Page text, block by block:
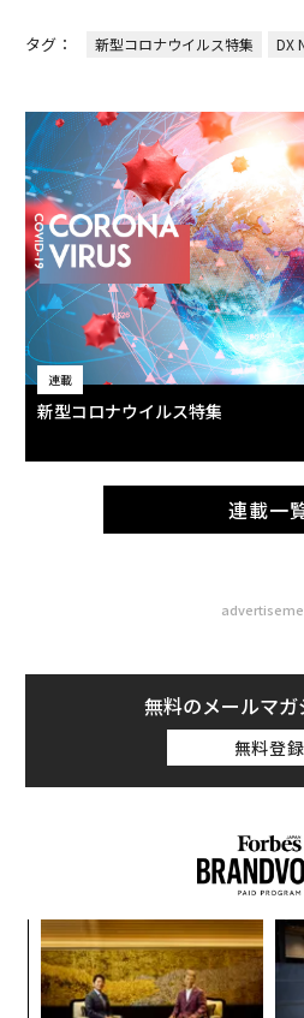
タグ： 新型コロナウイルス特集 DX
連載
新型コロナウイルス特集
連載一
無料のメールマ
無料登録